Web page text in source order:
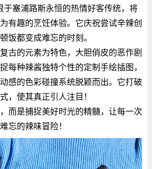
塞浦路斯永恒的热情好客传统，将
有趣的烹饪体验。它庆祝尝试辛辣创
饭都变成难忘的时刻。
古的元素为特色，大胆俏皮的恶作剧
每种辣酱独特个性的定制手绘插图，
感的色彩碰撞系统脱颖而出。它打破
，使其真正引人注目！
而是捕捉美好时光的精髓，让每一次
忘的辣味冒险！